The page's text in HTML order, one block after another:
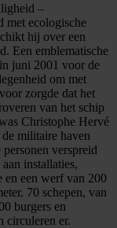
–
met ecologische
hij over een
Een emblematische
juni 2001 voor de
om met
zorgde dat het
van het schip
Christophe Hervé
militaire haven
verspreid
installaties,
en een werf van 200
70 schepen, van
burgers en
circuleren er.